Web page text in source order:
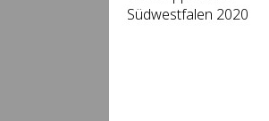
Südwestfalen 2020